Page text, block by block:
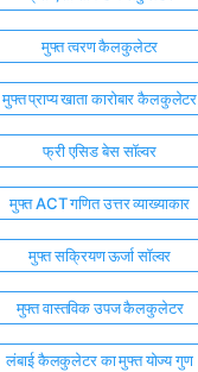
मुफ्त त्वरण कैलकुलेटर
मुफ्त प्राप्य खाता कारोबार कैलकुलेटर
फ्री एसिड बेस सॉल्वर
मुफ्त ACT गणित उत्तर व्याख्याकार
मुफ्त सक्रियण ऊर्जा सॉल्वर
मुफ्त वास्तविक उपज कैलकुलेटर
लंबाई कैलकुलेटर का मुफ्त योज्य गुण